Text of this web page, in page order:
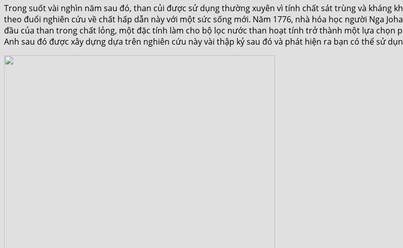
Trong suốt vài nghìn năm sau đó, than củi được sử dụng thường xuyên vì tính chất sát trùng và kháng
theo đuổi nghiên cứu về chất hấp dẫn này với một sức sống mới. Năm 1776, nhà hóa học người Nga
đầu của than trong chất lỏng, một đặc tính làm cho bộ lọc nước than hoạt tính trở thành một lựa chọn
Anh sau đó được xây dựng dựa trên nghiên cứu này vài thập kỷ sau đó và phát hiện ra bạn có thể sử